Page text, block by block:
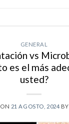
GENERAL
vs
es el más
usted?
21 AGOSTO, 2024 BY